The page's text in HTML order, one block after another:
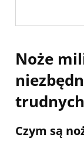
Noże
Czym są